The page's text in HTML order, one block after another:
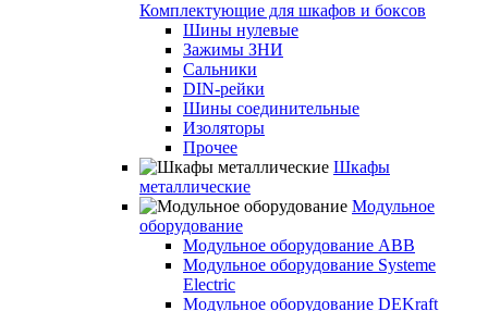
Комплектующие для шкафов и боксов
Шины нулевые
Зажимы ЗНИ
Сальники
DIN-рейки
Шины соединительные
Изоляторы
Прочее
Шкафы
металлические
Модульное
оборудование
Модульное оборудование ABB
Модульное оборудование Systeme
Electric
Модульное оборудование DEKraft